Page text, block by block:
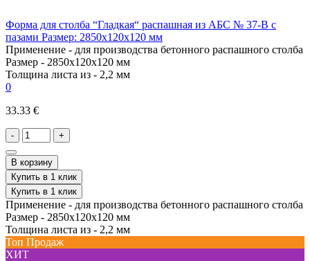
Форма для столба “Гладкая“ распашная из АБС № 37-В с
пазами Размер: 2850х120х120 мм
Применение - для производства бетонного распашного столба
Размер - 2850х120х120 мм
Толщина листа из - 2,2 мм
0
33.33 €
- +
В корзину
Купить в 1 клик
Купить в 1 клик
Применение - для производства бетонного распашного столба
Размер - 2850х120х120 мм
Толщина листа из - 2,2 мм
Топ Продаж
ХИТ